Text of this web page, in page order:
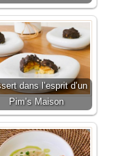
dans l’esprit d’un
Pim’s Maison